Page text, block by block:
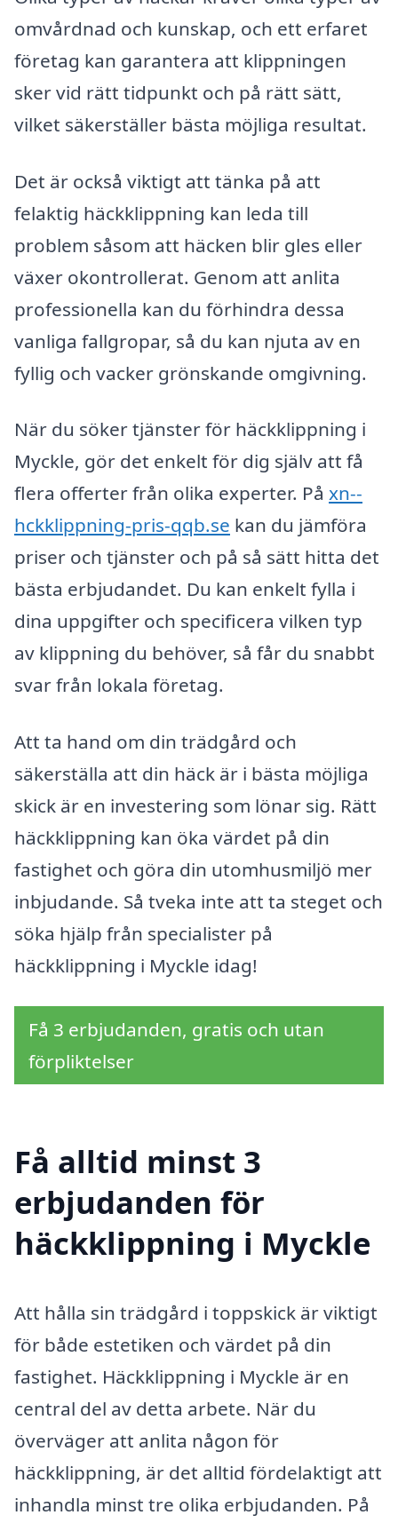
omvårdnad och kunskap, och ett erfaret
företag kan garantera att klippningen
sker vid rätt tidpunkt och på rätt sätt,
vilket säkerställer bästa möjliga resultat.
Det är också viktigt att tänka på att
felaktig häckklippning kan leda till
problem såsom att häcken blir gles eller
växer okontrollerat. Genom att anlita
professionella kan du förhindra dessa
vanliga fallgropar, så du kan njuta av en
fyllig och vacker grönskande omgivning.
När du söker tjänster för häckklippning i
Myckle, gör det enkelt för dig själv att få
flera offerter från olika experter. På xn--
hckklippning-pris-qqb.se kan du jämföra
priser och tjänster och på så sätt hitta det
bästa erbjudandet. Du kan enkelt fylla i
dina uppgifter och specificera vilken typ
av klippning du behöver, så får du snabbt
svar från lokala företag.
Att ta hand om din trädgård och
säkerställa att din häck är i bästa möjliga
skick är en investering som lönar sig. Rätt
häckklippning kan öka värdet på din
fastighet och göra din utomhusmiljö mer
inbjudande. Så tveka inte att ta steget och
söka hjälp från specialister på
häckklippning i Myckle idag!
Få 3 erbjudanden, gratis och utan
förpliktelser
Få alltid minst 3
erbjudanden för
häckklippning i Myckle
Att hålla sin trädgård i toppskick är viktigt
för både estetiken och värdet på din
fastighet. Häckklippning i Myckle är en
central del av detta arbete. När du
överväger att anlita någon för
häckklippning, är det alltid fördelaktigt att
inhandla minst tre olika erbjudanden. På